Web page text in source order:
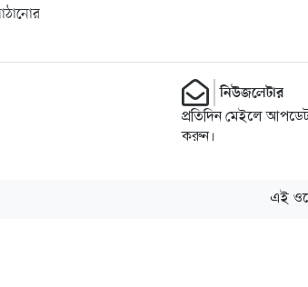
নিউজলেটার
প্রতিদিন মেইলে
করুন।
এই